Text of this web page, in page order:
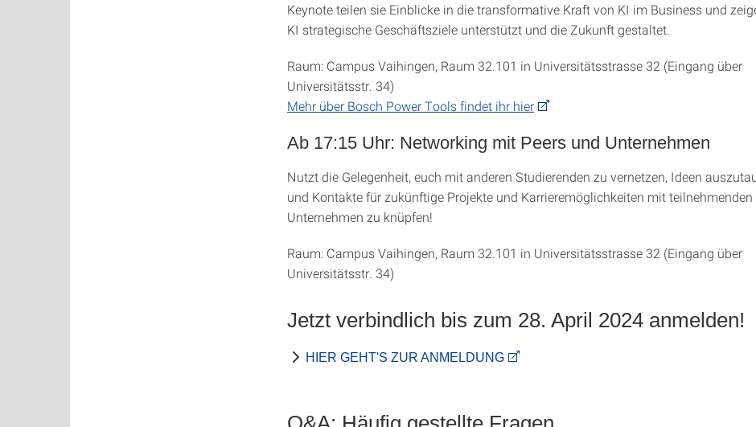
Keynote teilen sie Einblicke in die transformative Kraft von KI im Business und
KI strategische Geschäftsziele unterstützt und die Zukunft gestaltet.
Raum: Campus Vaihingen, Raum 32.101 in Universitätsstrasse 32 (Eingang über
Universitätsstr. 34)
Mehr über Bosch Power Tools findet ihr hier
Ab 17:15 Uhr: Networking mit Peers und Unternehmen
Nutzt die Gelegenheit, euch mit anderen Studierenden zu vernetzen, Ideen
und Kontakte für zukünftige Projekte und Karrieremöglichkeiten mit teilnehmenden
Unternehmen zu knüpfen!
Raum: Campus Vaihingen, Raum 32.101 in Universitätsstrasse 32 (Eingang über
Universitätsstr. 34)
Jetzt verbindlich bis zum 28. April 2024 anmelden!
HIER GEHT'S ZUR ANMELDUNG